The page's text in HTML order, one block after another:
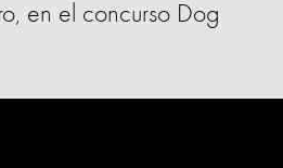
en el concurso Dog